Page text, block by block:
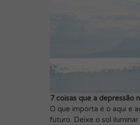
7 coisas que a depressão
O que importa é o aqui e
futuro. Deixe o sol iluminar